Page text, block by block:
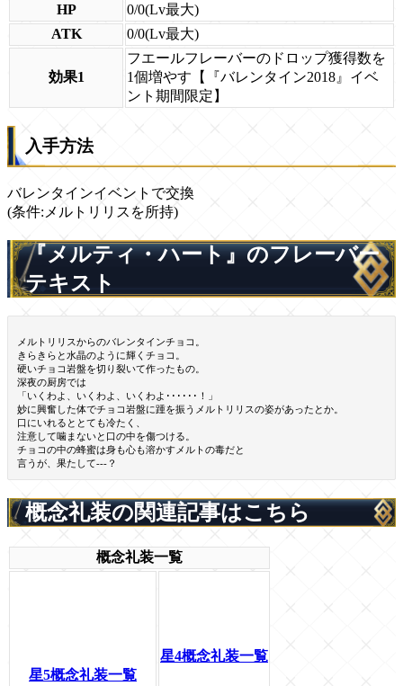
HP
0/0(Lv最大)
ATK
0/0(Lv最大)
効果1
フエールフレーバーのドロップ獲得数を
1個増やす【『バレンタイン2018』イベ
ント期間限定】
入手方法
バレンタインイベントで交換
(条件:メルトリリスを所持)
『メルティ・ハート』のフレーバー
テキスト
メルトリリスからのバレンタインチョコ。
きらきらと水晶のように輝くチョコ。
硬いチョコ岩盤を切り裂いて作ったもの。
深夜の厨房では
「いくわよ、いくわよ、いくわよ･･････！」
妙に興奮した体でチョコ岩盤に踵を振うメルトリリスの姿があったとか。
口にいれるととても冷たく、
注意して噛まないと口の中を傷つける。
チョコの中の蜂蜜は身も心も溶かすメルトの毒だと
言うが、果たして---？
概念礼装の関連記事はこちら
概念礼装一覧
星5概念礼装一覧
星4概念礼装一覧